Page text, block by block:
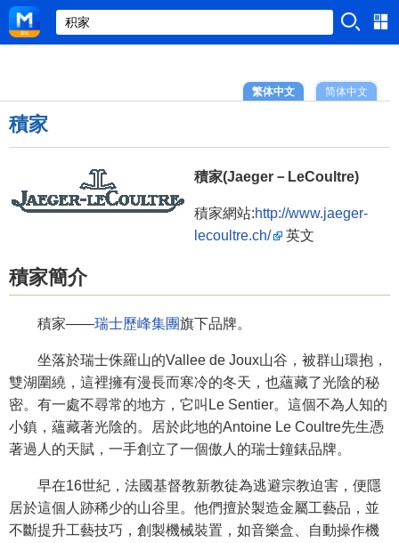
简体中文
繁体中文
積家
積家(Jaeger－LeCoultre)
積家網站:http://www.jaeger-
lecoultre.ch/
英文
積家簡介
積家——瑞士歷峰集團旗下品牌。
坐落於瑞士侏羅山的Vallee de Joux山谷，被群山環抱，
雙湖圍繞，這裡擁有漫長而寒冷的冬天，也蘊藏了光陰的秘
密。有一處不尋常的地方，它叫Le Sentier。這個不為人知的
小鎮，蘊藏著光陰的。居於此地的Antoine Le Coultre先生憑
著過人的天賦，一手創立了一個傲人的瑞士鐘錶品牌。
早在16世紀，法國基督教新教徒為逃避宗教迫害，便隱
居於這個人跡稀少的山谷里。他們擅於製造金屬工藝品，並
不斷提升工藝技巧，創製機械裝置，如音樂盒、自動操作機